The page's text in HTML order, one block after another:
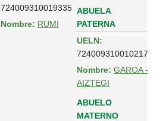
724009310019335
Nombre: RUMI
ABUELA
PATERNA
UELN:
724009310010217
Nombre: GAROA -
AIZTEGI
ABUELO
MATERNO